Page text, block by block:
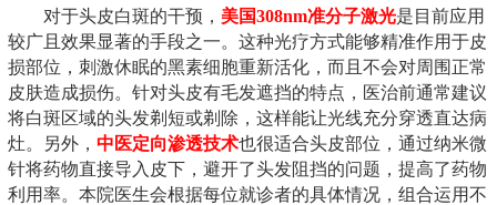
对于头皮白斑的干预， 美国308nm准分子激光是目前应用
较广且效果显著的手段之一。这种光疗方式能够精准作用于皮
损部位，刺激休眠的黑素细胞重新活化，而且不会对周围正常
皮肤造成损伤。针对头皮有毛发遮挡的特点，医治前通常建议
将白斑区域的头发剃短或剃除，这样能让光线充分穿透直达病
灶。另外， 中医定向渗透技术也很适合头皮部位，通过纳米微
针将药物直接导入皮下，避开了头发阻挡的问题，提高了药物
利用率。本院医生会根据每位就诊者的具体情况，组合运用不